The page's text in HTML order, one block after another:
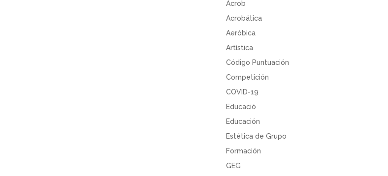
Acrob
Acrobática
Aeróbica
Artística
Código Puntuación
Competición
COVID-19
Educació
Educación
Estética de Grupo
Formación
GEG